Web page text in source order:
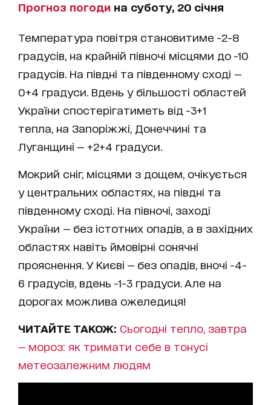
Прогноз погоди на суботу, 20 січня
Температура повітря становитиме -2-8
градусів, на крайній півночі місцями до -10
градусів. На півдні та південному сході —
0+4 градуси. Вдень у більшості областей
України спостерігатиметь від -3+1
тепла, на Запоріжжі, Донеччині та
Луганщині — +2+4 градуси.
Мокрий сніг, місцями з дощем, очікується
у центральних областях, на півдні та
південному сході. На півночі, заході
України — без істотних опадів, а в західних
областях навіть ймовірні сонячні
прояснення. У Києві — без опадів, вночі -4-
6 градусів, вдень -1-3 градуси. Але на
дорогах можлива ожеледиця!
ЧИТАЙТЕ ТАКОЖ: Сьогодні тепло, завтра
— мороз: як тримати себе в тонусі
метеозалежним людям